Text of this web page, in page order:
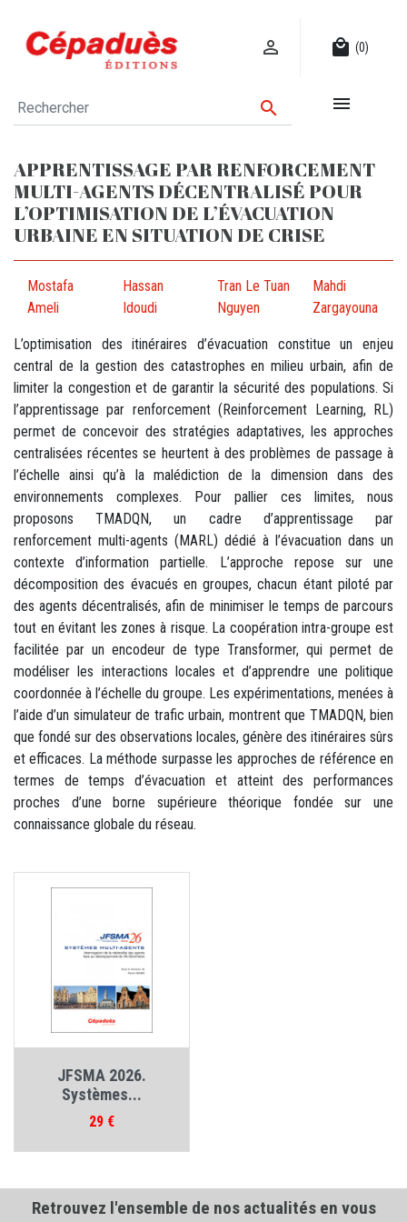
 local_mall (0)
 
APPRENTISSAGE PAR RENFORCEMENT
MULTI-AGENTS DÉCENTRALISÉ POUR
L’OPTIMISATION DE L’ÉVACUATION
URBAINE EN SITUATION DE CRISE
Mostafa
Ameli
Hassan
Idoudi
Tran Le Tuan
Nguyen
Mahdi
Zargayouna
L’optimisation des itinéraires d’évacuation constitue un enjeu
central de la gestion des catastrophes en milieu urbain, afin de
limiter la congestion et de garantir la sécurité des populations. Si
l’apprentissage par renforcement (Reinforcement Learning, RL)
permet de concevoir des stratégies adaptatives, les approches
centralisées récentes se heurtent à des problèmes de passage à
l’échelle ainsi qu’à la malédiction de la dimension dans des
environnements complexes. Pour pallier ces limites, nous
proposons TMADQN, un cadre d’apprentissage par
renforcement multi-agents (MARL) dédié à l’évacuation dans un
contexte d’information partielle. L’approche repose sur une
décomposition des évacués en groupes, chacun étant piloté par
des agents décentralisés, afin de minimiser le temps de parcours
tout en évitant les zones à risque. La coopération intra-groupe est
facilitée par un encodeur de type Transformer, qui permet de
modéliser les interactions locales et d’apprendre une politique
coordonnée à l’échelle du groupe. Les expérimentations, menées à
l’aide d’un simulateur de trafic urbain, montrent que TMADQN, bien
que fondé sur des observations locales, génère des itinéraires sûrs
et efficaces. La méthode surpasse les approches de référence en
termes de temps d’évacuation et atteint des performances
proches d’une borne supérieure théorique fondée sur une
connaissance globale du réseau.
JFSMA 2026.
Systèmes...
Prix
29 €
Retrouvez l'ensemble de nos actualités en vous